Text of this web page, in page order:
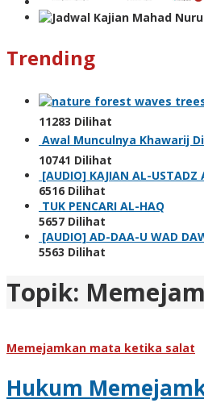
Trending
11283 Dilihat
10741 Dilihat
[AUDIO] KAJIAN AL-USTADZ
6516 Dilihat
TUK PENCARI AL-HAQ
5657 Dilihat
[AUDIO] AD-DAA-U WAD
5563 Dilihat
Topik:
Memejamkan mata ketika salat
Hukum